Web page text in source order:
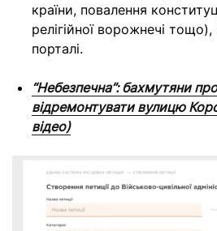
країни, повалення
релігійної ворожнечі тощо),
порталі.
“Небезпечна”: бахмутяни
відремонтувати вулицю
відео)